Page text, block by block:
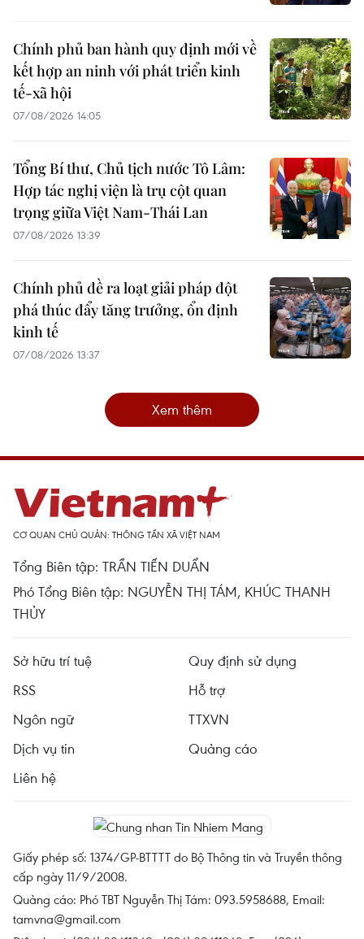
Chính phủ ban hành quy định mới về
kết hợp an ninh với phát triển kinh
tế-xã hội
07/08/2026 14:05
Tổng Bí thư, Chủ tịch nước Tô Lâm:
Hợp tác nghị viện là trụ cột quan
trọng giữa Việt Nam-Thái Lan
07/08/2026 13:39
Chính phủ đề ra loạt giải pháp đột
phá thúc đẩy tăng trưởng, ổn định
kinh tế
07/08/2026 13:37
Xem thêm
CƠ QUAN CHỦ QUẢN: THÔNG TẤN XÃ VIỆT NAM
Tổng Biên tập: TRẦN TIẾN DUẨN
Phó Tổng Biên tập: NGUYỄN THỊ TÁM, KHÚC THANH
THỦY
Sở hữu trí tuệ
Quy định sử dụng
RSS
Hỗ trợ
Ngôn ngữ
TTXVN
Dịch vụ tin
Quảng cáo
Liên hệ
Giấy phép số: 1374/GP-BTTTT do Bộ Thông tin và Truyền thông
cấp ngày 11/9/2008.
Quảng cáo: Phó TBT Nguyễn Thị Tám: 093.5958688, Email:
tamvna@gmail.com